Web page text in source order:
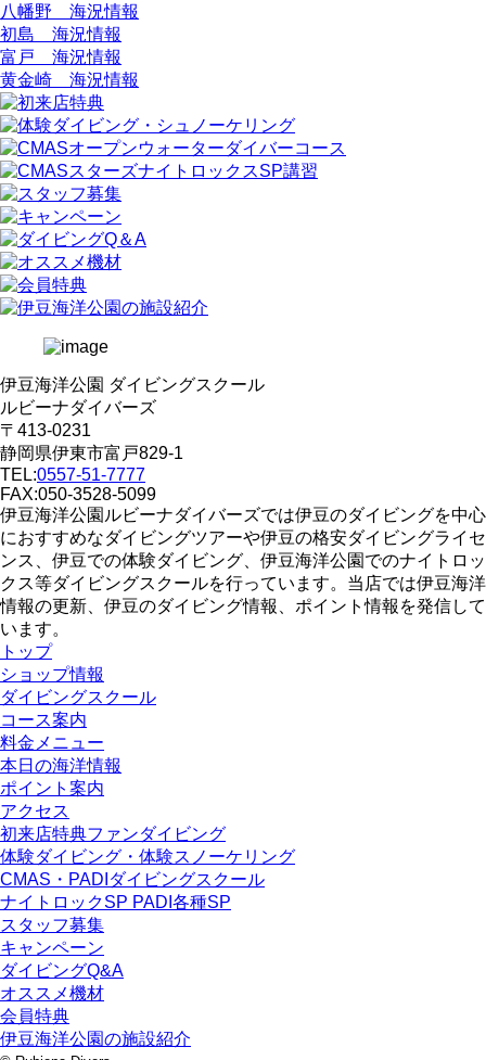
八幡野 海況情報
初島 海況情報
富戸 海況情報
黄金崎 海況情報
伊豆海洋公園 ダイビングスクール
ルビーナダイバーズ
〒413-0231
静岡県伊東市富戸829-1
TEL:0557-51-7777
FAX:050-3528-5099
伊豆海洋公園ルビーナダイバーズでは伊豆のダイビングを中心
におすすめなダイビングツアーや伊豆の格安ダイビングライセ
ンス、伊豆での体験ダイビング、伊豆海洋公園でのナイトロッ
クス等ダイビングスクールを行っています。当店では伊豆海洋
情報の更新、伊豆のダイビング情報、ポイント情報を発信して
います。
トップ
ショップ情報
ダイビングスクール
コース案内
料金メニュー
本日の海洋情報
ポイント案内
アクセス
初来店特典ファンダイビング
体験ダイビング・体験スノーケリング
CMAS・PADIダイビングスクール
ナイトロックSP PADI各種SP
スタッフ募集
キャンペーン
ダイビングQ&A
オススメ機材
会員特典
伊豆海洋公園の施設紹介